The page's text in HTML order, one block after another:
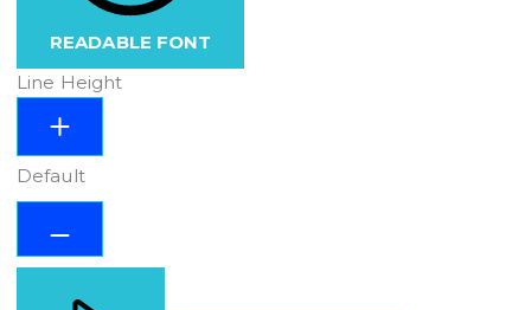
READABLE FONT
Line Height
Default